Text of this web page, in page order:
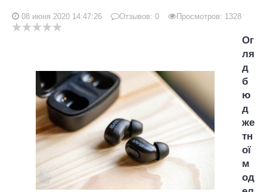
08 июня 2020 14:47:26 Отзывов: 0 Просмотров: 1328
Ог
ля
д
б
ю
д
же
тн
ої
м
од